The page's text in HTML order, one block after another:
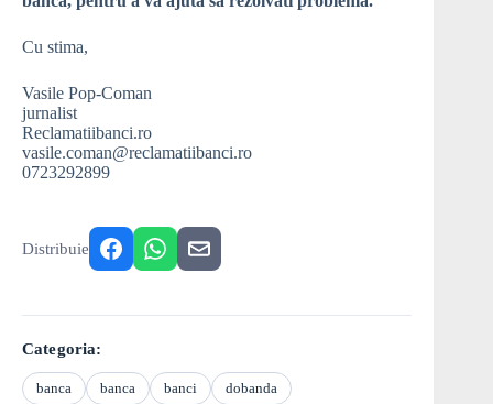
Cu stima,
Vasile Pop-Coman
jurnalist
Reclamatiibanci.ro
vasile.coman@reclamatiibanci.ro
0723292899
Distribuie
Categoria:
banca banca banci
dobanda